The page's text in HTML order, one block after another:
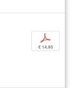
p
€ 14,95